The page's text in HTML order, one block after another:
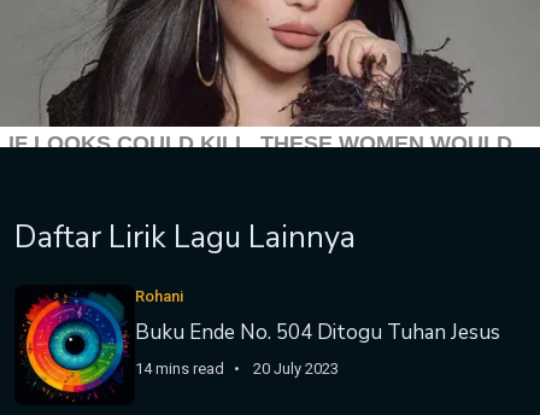
Daftar Lirik Lagu Lainnya
Rohani
Buku Ende No. 504 Ditogu Tuhan Jesus
14 mins read 20 July 2023